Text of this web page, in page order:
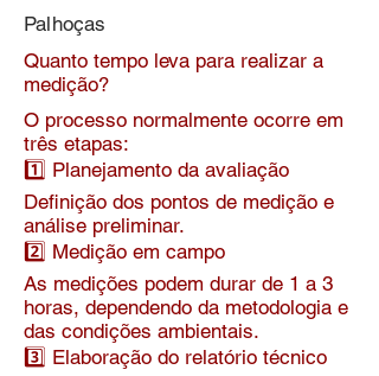
Palhoças
Quanto tempo leva para realizar a
medição?
O processo normalmente ocorre em
três etapas:
1️⃣ Planejamento da avaliação
Definição dos pontos de medição e
análise preliminar.
2️⃣ Medição em campo
As medições podem durar de 1 a 3
horas, dependendo da metodologia e
das condições ambientais.
3️⃣ Elaboração do relatório técnico